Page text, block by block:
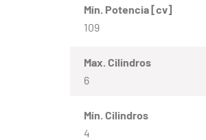
Mín. Potencia [cv]
109
Max. Cilindros
6
Mín. Cilindros
4